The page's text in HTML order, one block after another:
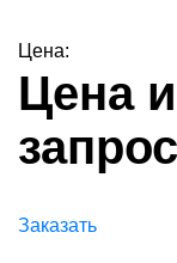
Цена:
Цена
Заказать